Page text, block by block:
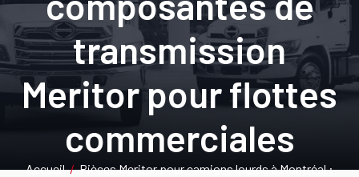
transmission
Meritor pour flottes
commerciales
Accueil/Pièces Meritor pour camions lourds à Montréal :